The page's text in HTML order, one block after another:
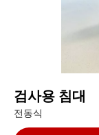
검사용 침대
전동식